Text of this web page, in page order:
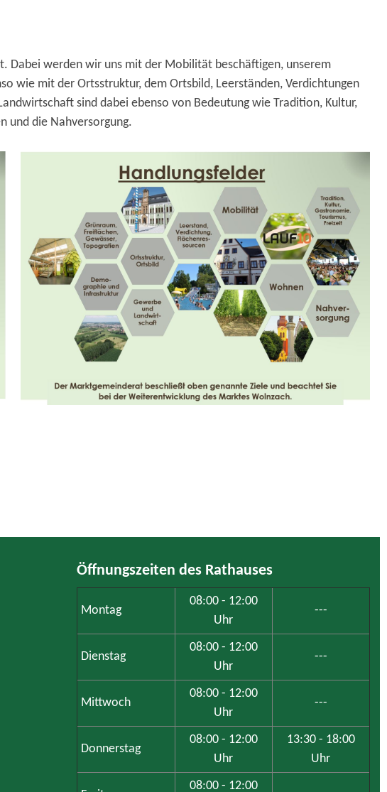
Dabei werden wir uns mit der Mobilität beschäftigen, unserem
wie mit der Ortsstruktur, dem Ortsbild, Leerständen, Verdichtungen
sind dabei ebenso von Bedeutung wie Tradition, Kultur,
und die Nahversorgung.
Öffnungszeiten des Rathauses
Montag
08:00 - 12:00
Uhr
---
Dienstag
08:00 - 12:00
Uhr
---
Mittwoch
08:00 - 12:00
Uhr
---
Donnerstag
08:00 - 12:00
Uhr
13:30 - 18:00
Uhr
08:00 - 12:00